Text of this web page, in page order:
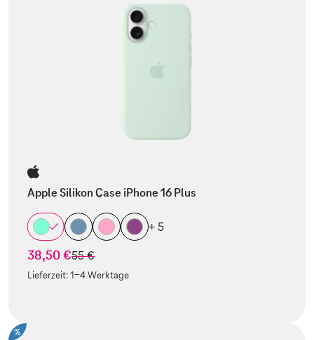
Apple Silikon Case iPhone 16 Plus
+ 5
38,50 €statt
55 €
Lieferzeit:1-4 Werktage
%